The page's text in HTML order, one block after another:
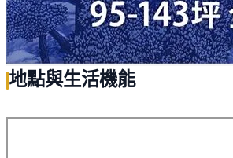
地點與生活機能